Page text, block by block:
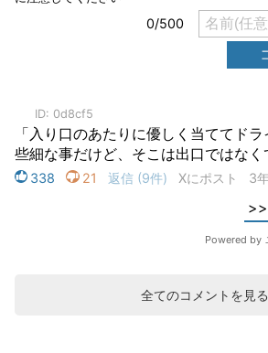
全てのコメントを見る